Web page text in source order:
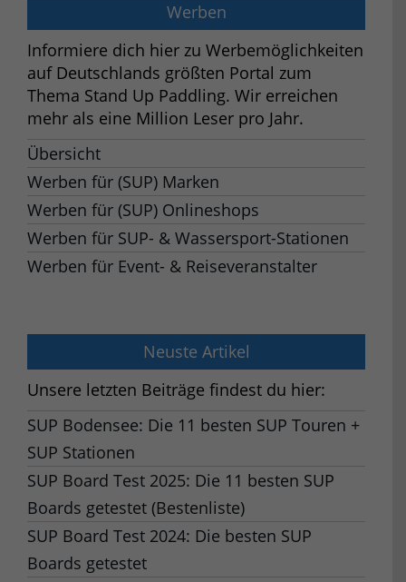
Werben
Informiere dich hier zu Werbemöglichkeiten
auf Deutschlands größten Portal zum
Thema Stand Up Paddling. Wir erreichen
mehr als eine Million Leser pro Jahr.
Übersicht
Werben für (SUP) Marken
Werben für (SUP) Onlineshops
Werben für SUP- & Wassersport-Stationen
Werben für Event- & Reiseveranstalter
Neuste Artikel
Unsere letzten Beiträge findest du hier:
SUP Bodensee: Die 11 besten SUP Touren +
SUP Stationen
SUP Board Test 2025: Die 11 besten SUP
Boards getestet (Bestenliste)
SUP Board Test 2024: Die besten SUP
Boards getestet